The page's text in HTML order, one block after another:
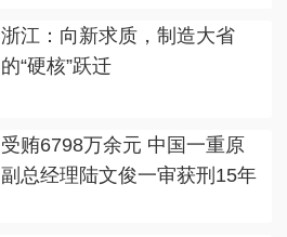
浙江：向新求质，制造大省
的“硬核”跃迁
受贿6798万余元 中国一重原
副总经理陆文俊一审获刑15年